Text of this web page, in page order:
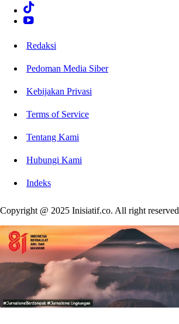
Redaksi
Pedoman Media Siber
Kebijakan Privasi
Terms of Service
Tentang Kami
Hubungi Kami
Indeks
Copyright @ 2025 Inisiatif.co. All right reserved